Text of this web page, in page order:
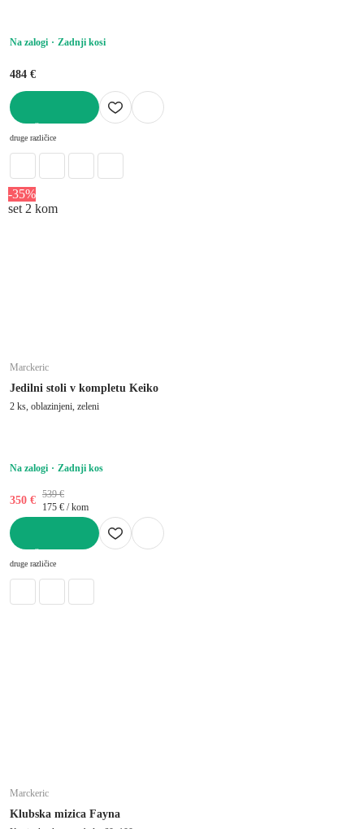
Na zalogi Zadnji kosi
484 €
druge različice
-35%
set 2 kom
Marckeric
Jedilni stoli v kompletu Keiko
2 ks, oblazinjeni, zeleni
Na zalogi Zadnji kos
350 € 539 €
175 € / kom
druge različice
Marckeric
Klubska mizica Fayna